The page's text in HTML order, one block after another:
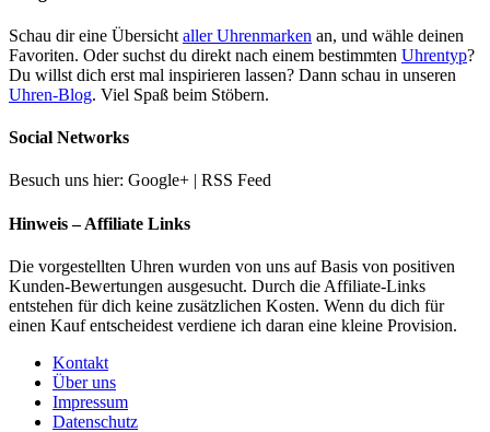
Schau dir eine Übersicht aller Uhrenmarken an, und wähle deinen
Favoriten. Oder suchst du direkt nach einem bestimmten Uhrentyp?
Du willst dich erst mal inspirieren lassen? Dann schau in unseren
Uhren-Blog. Viel Spaß beim Stöbern.
Social Networks
Besuch uns hier: Google+ | RSS Feed
Hinweis – Affiliate Links
Die vorgestellten Uhren wurden von uns auf Basis von positiven
Kunden-Bewertungen ausgesucht. Durch die Affiliate-Links
entstehen für dich keine zusätzlichen Kosten. Wenn du dich für
einen Kauf entscheidest verdiene ich daran eine kleine Provision.
Kontakt
Über uns
Impressum
Datenschutz